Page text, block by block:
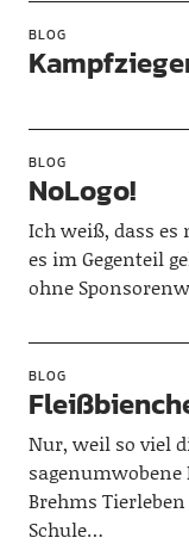
BLOG
BLOG
NoLogo!
Ich weiß, dass es
es im Gegenteil
ohne
BLOG
Nur, weil so viel
Brehms
Schule…